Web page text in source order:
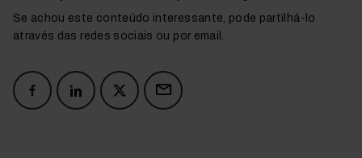
Se achou este conteúdo interessante, pode partilhá-lo
através das redes sociais ou por email.